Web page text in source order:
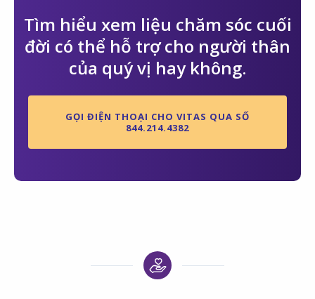
Tìm hiểu xem liệu chăm sóc cuối
đời có thể hỗ trợ cho người thân
của quý vị hay không.
GỌI ĐIỆN THOẠI CHO VITAS QUA SỐ
844.214.4382